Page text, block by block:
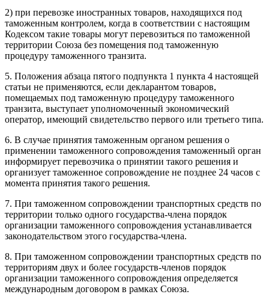
2) при перевозке иностранных товаров, находящихся под
таможенным контролем, когда в соответствии с настоящим
Кодексом такие товары могут перевозиться по таможенной
территории Союза без помещения под таможенную
процедуру таможенного транзита.
5. Положения абзаца пятого подпункта 1 пункта 4 настоящей
статьи не применяются, если декларантом товаров,
помещаемых под таможенную процедуру таможенного
транзита, выступает уполномоченный экономический
оператор, имеющий свидетельство первого или третьего типа.
6. В случае принятия таможенным органом решения о
применении таможенного сопровождения таможенный орган
информирует перевозчика о принятии такого решения и
организует таможенное сопровождение не позднее 24 часов с
момента принятия такого решения.
7. При таможенном сопровождении транспортных средств по
территории только одного государства-члена порядок
организации таможенного сопровождения устанавливается
законодательством этого государства-члена.
8. При таможенном сопровождении транспортных средств по
территориям двух и более государств-членов порядок
организации таможенного сопровождения определяется
международным договором в рамках Союза.